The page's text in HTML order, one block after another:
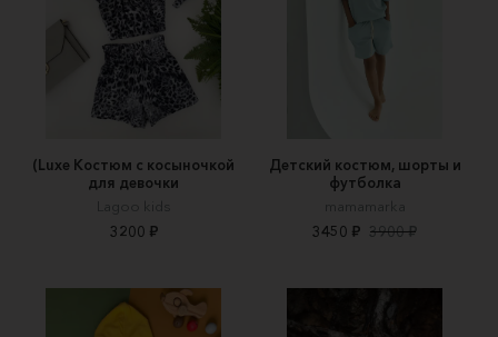
(Luxe Костюм с косыночкой
для девочки
Lagoo kids
3200 ₽
Детский костюм, шорты и
футболка
mamamarka
3450 ₽ 3900 ₽